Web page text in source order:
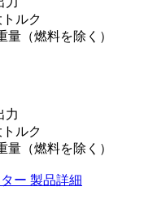
ルク
量（燃料を除く）
力
ルク
量（燃料を除く）
ー 製品詳細